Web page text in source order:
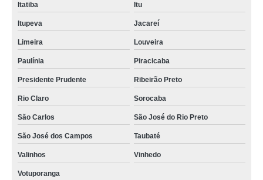
Itatiba Itu
Itupeva Jacareí
Limeira Louveira
Paulínia Piracicaba
Presidente Prudente Ribeirão Preto
Rio Claro Sorocaba
São Carlos São José do Rio Preto
São José dos Campos Taubaté
Valinhos Vinhedo
Votuporanga